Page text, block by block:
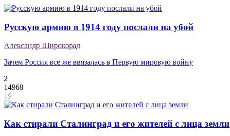
Русскую армию в 1914 году послали на убой
Александр Широкорад
Зачем Россия все же ввязалась в Первую мировую войну
2
14968
19
Как стирали Сталинград и его жителей с лица земли